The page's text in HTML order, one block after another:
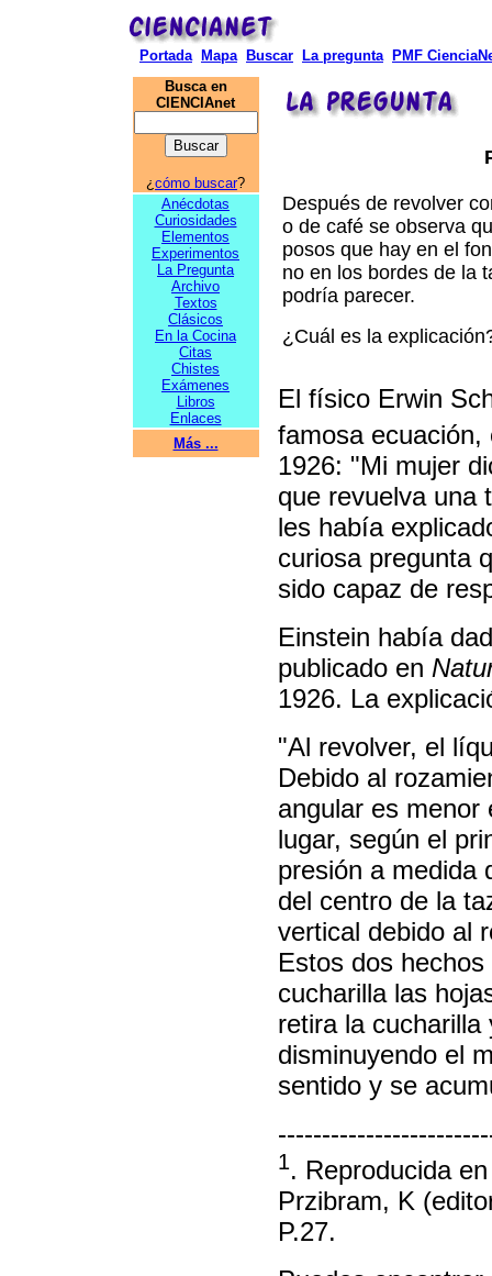
Portada Mapa Buscar La pregunta
PMF
Busca en
CIENCIAnet
¿ cómo buscar?
Anécdotas
Curiosidades
Elementos
Experimentos
La Pregunta
Archivo
Textos
Clásicos
En la Cocina
Citas
Chistes
Exámenes
Libros
Enlaces
Más ...
Después de revolver
o de café se observa
posos que hay en el
no en los bordes de la
podría parecer.
¿Cuál es la
El físico Erwin
famosa ecuación,
1926: "Mi mujer
que revuelva una
les había
curiosa pregunta
sido capaz de
Einstein había
publicado en
1926. La
"Al revolver, el
Debido al
angular es menor
lugar, según el
presión a medida
del centro de la
vertical debido al
Estos dos
cucharilla las
retira la
disminuyendo el
sentido y se
1. Reproducida
Przibram, K
P.27.